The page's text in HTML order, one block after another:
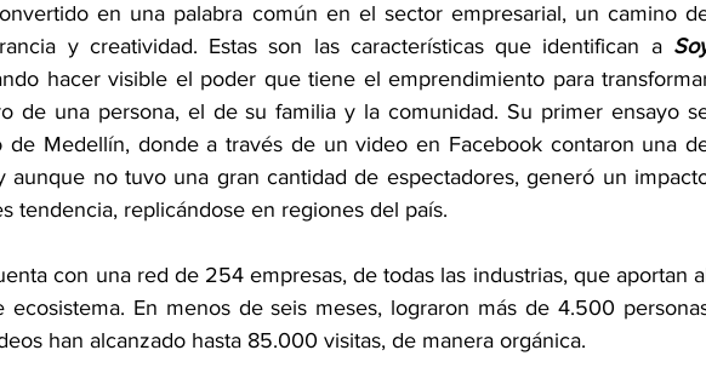
en una palabra común en el sector empresarial, un camino
y creatividad. Estas son las características que identifican a
hacer visible el poder que tiene el emprendimiento para
de una persona, el de su familia y la comunidad. Su primer ensayo
de Medellín, donde a través de un video en Facebook contaron una
aunque no tuvo una gran cantidad de espectadores, generó un
tendencia, replicándose en regiones del país.
con una red de 254 empresas, de todas las industrias, que aportan
ecosistema. En menos de seis meses, lograron más de 4.500
han alcanzado hasta 85.000 visitas, de manera orgánica.